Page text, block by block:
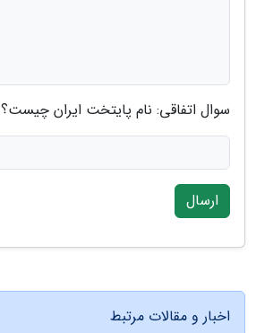
سوال اتفاقی: نام پایتخت ایران چیست؟
ارسال
اخبار و مقالات مرتبط